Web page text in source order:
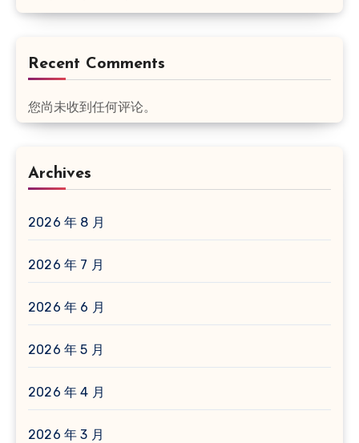
Recent Comments
您尚未收到任何评论。
Archives
2026 年 8 月
2026 年 7 月
2026 年 6 月
2026 年 5 月
2026 年 4 月
2026 年 3 月